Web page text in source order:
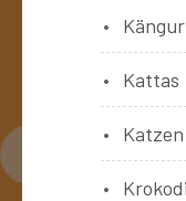
Kattas
Katzen